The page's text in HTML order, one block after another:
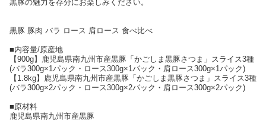
黒豚の魅力を存分にお楽しみください。
黒豚 豚肉 バラ ロース 肩ロース 食べ比べ
■内容量/原産地
【900g】鹿児島県南九州市産黒豚「かごしま黒豚さつま」スライス3種
(バラ300g×1パック・ロース300g×1パック・肩ロース300g×1パック)
【1.8kg】鹿児島県南九州市産黒豚「かごしま黒豚さつま」スライス3種
(バラ300g×2パック・ロース300g×2パック・肩ロース300g×2パック)
■原材料
鹿児島県南九州市産黒豚